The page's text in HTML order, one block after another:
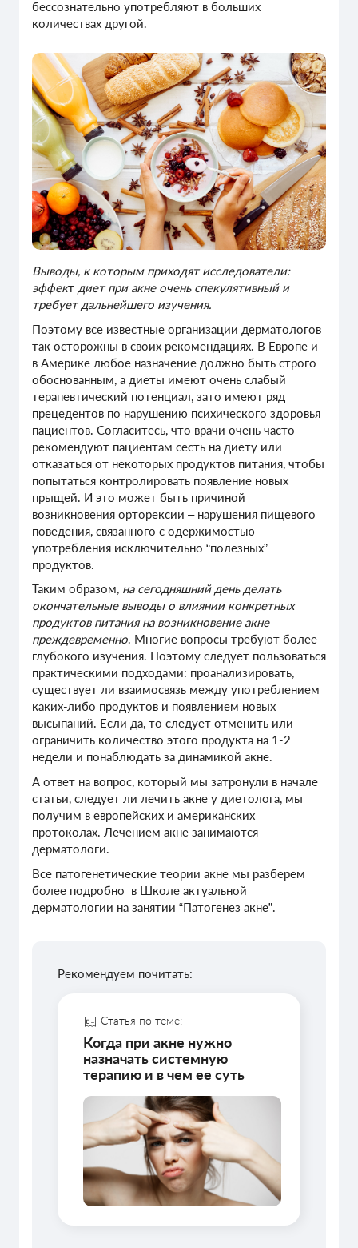
бессознательно употребляют в больших
количествах другой.
Выводы, к которым приходят исследователи:
эффект диет при акне очень спекулятивный и
требует дальнейшего изучения.
Поэтому все известные организации дерматологов
так осторожны в своих рекомендациях. В Европе и
в Америке любое назначение должно быть строго
обоснованным, а диеты имеют очень слабый
терапевтический потенциал, зато имеют ряд
прецедентов по нарушению психического здоровья
пациентов. Согласитесь, что врачи очень часто
рекомендуют пациентам сесть на диету или
отказаться от некоторых продуктов питания, чтобы
попытаться контролировать появление новых
прыщей. И это может быть причиной
возникновения орторексии – нарушения пищевого
поведения, связанного с одержимостью
употребления исключительно “полезных”
продуктов.
Таким образом, на сегодняшний день делать
окончательные выводы о влиянии конкретных
продуктов питания на возникновение акне
преждевременно. Многие вопросы требуют более
глубокого изучения. Поэтому следует пользоваться
практическими подходами: проанализировать,
существует ли взаимосвязь между употреблением
каких-либо продуктов и появлением новых
высыпаний. Если да, то следует отменить или
ограничить количество этого продукта на 1-2
недели и понаблюдать за динамикой акне.
А ответ на вопрос, который мы затронули в начале
статьи, следует ли лечить акне у диетолога, мы
получим в европейских и американских
протоколах. Лечением акне занимаются
дерматологи.
Все патогенетические теории акне мы разберем
более подробно в Школе актуальной
дерматологии на занятии “Патогенез акне”.
Рекомендуем почитать:
Статья по теме:
Когда при акне нужно
назначать системную
терапию и в чем ее суть